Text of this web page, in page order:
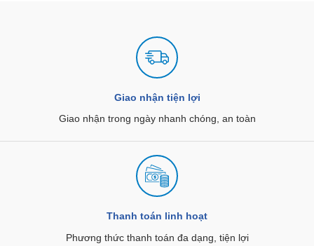
Giao nhận tiện lợi
Giao nhận trong ngày nhanh chóng, an toàn
Thanh toán linh hoạt
Phương thức thanh toán đa dạng, tiện lợi